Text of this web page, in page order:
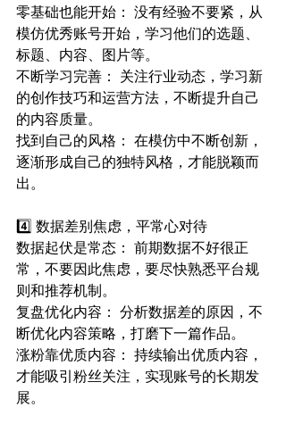
零基础也能开始： 没有经验不要紧，从
模仿优秀账号开始，学习他们的选题、
标题、内容、图片等。
不断学习完善： 关注行业动态，学习新
的创作技巧和运营方法，不断提升自己
的内容质量。
找到自己的风格： 在模仿中不断创新，
逐渐形成自己的独特风格，才能脱颖而
出。
4️⃣ 数据差别焦虑，平常心对待
数据起伏是常态： 前期数据不好很正
常，不要因此焦虑，要尽快熟悉平台规
则和推荐机制。
复盘优化内容： 分析数据差的原因，不
断优化内容策略，打磨下一篇作品。
涨粉靠优质内容： 持续输出优质内容，
才能吸引粉丝关注，实现账号的长期发
展。